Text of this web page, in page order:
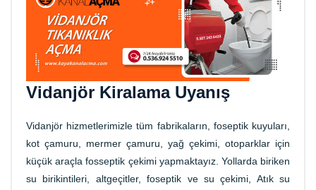
Vidanjör Kiralama Uyanış
Vidanjör hizmetlerimizle tüm fabrikaların, foseptik kuyuları,
kot çamuru, mermer çamuru, yağ çekimi, otoparklar için
küçük araçla fosseptik çekimi yapmaktayız. Yollarda biriken
su birikintileri, altgeçitler, foseptik ve su çekimi, Atık su